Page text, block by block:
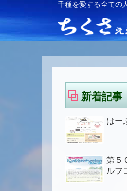
千種を愛する全ての
新着記事
はー
第５
ルフ